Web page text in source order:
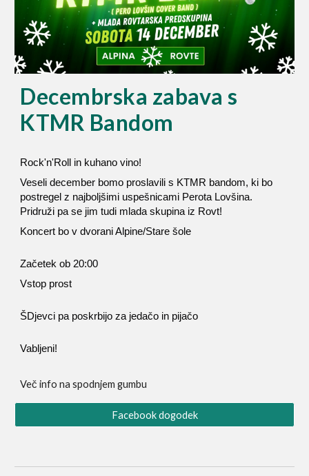
Decembrska zabava s
KTMR Bandom
Rock'n'Roll in kuhano vino!
Veseli december bomo proslavili s KTMR bandom, ki bo
postregel z najboljšimi uspešnicami Perota Lovšina.
Pridruži pa se jim tudi mlada skupina iz Rovt!
Koncert bo v dvorani Alpine/Stare šole
Začetek ob 20:00
Vstop prost
ŠDjevci pa poskrbijo za jedačo in pijačo
Vabljeni!
Več info na spodnjem gumbu
Facebook dogodek